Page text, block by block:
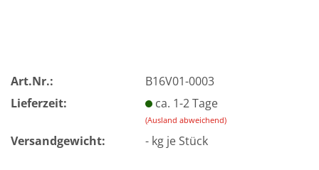
Art.Nr.:
B16V01-0003
Lieferzeit:
ca. 1-2 Tage
(Ausland abweichend)
Versandgewicht: - kg je Stück